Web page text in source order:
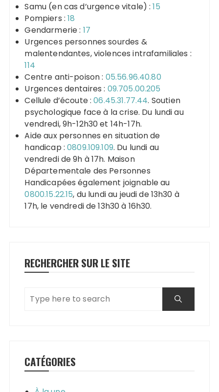
Samu (en cas d’urgence vitale) :15
Pompiers :18
Gendarmerie : 17
Urgences personnes sourdes &
malentendantes, violences intrafamiliales :
114
Centre anti-poison : 05.56.96.40.80
Urgences dentaires : 09.705.00.205
Cellule d’écoute :06.45.31.77.44. Soutien
psychologique face à la crise. Du lundi au
vendredi, 9h-12h30 et 14h-17h.
Aide aux personnes en situation de
handicap :0809.109.109. Du lundi au
vendredi de 9h à 17h. Maison
Départementale des Personnes
Handicapées également joignable au
0800.15.22.15, du lundi au jeudi de 13h30 à
17h, le vendredi de 13h30 à 16h30.
RECHERCHER SUR LE SITE
CATÉGORIES